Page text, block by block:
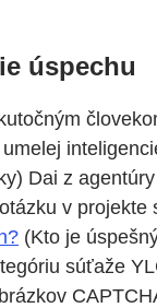
úspechu
Dai z
v projekte
(Kto je
súťaže